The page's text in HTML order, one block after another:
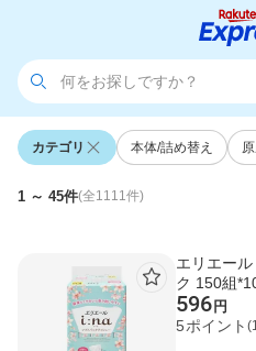
カテゴリ 本体/詰め替え
1 ～ 45件(全1111件)
エリエー
ク 150組
ッシュ
596 円
5ポイント